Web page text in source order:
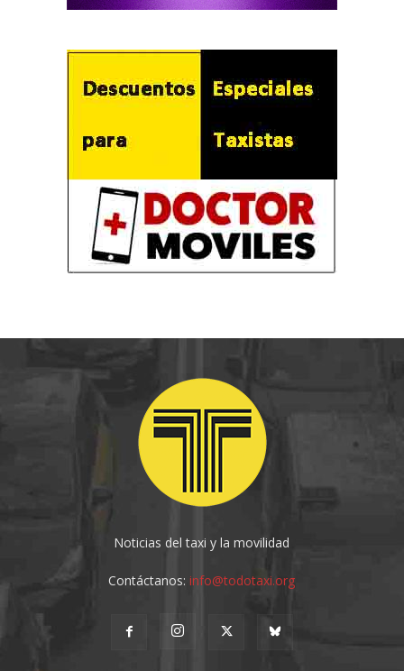
Noticias del taxi y la movilidad
Contáctanos:info@todotaxi.org